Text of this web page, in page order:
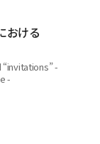
おける
-
-